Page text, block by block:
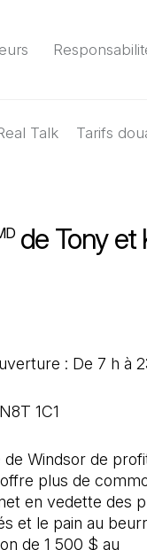
(Il
Talk Tarifs
de Tony et
: De 7 h à
1C1
Windsor de
plus de
en vedette des
et le pain au
de 1 500 $ au